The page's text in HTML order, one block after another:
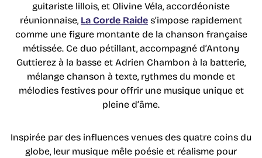
guitariste lillois, et Olivine Véla, accordéoniste
réunionnaise, La Corde Raide s’impose rapidement
comme une figure montante de la chanson française
métissée. Ce duo pétillant, accompagné d’Antony
Guttierez à la basse et Adrien Chambon à la batterie,
mélange chanson à texte, rythmes du monde et
mélodies festives pour offrir une musique unique et
pleine d’âme.
Inspirée par des influences venues des quatre coins du
globe, leur musique mêle poésie et réalisme pour